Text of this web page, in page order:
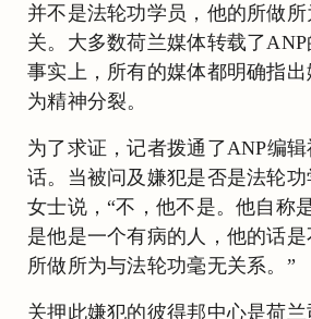
并不是法轮功学员，他的所做
关。大多数荷兰媒体转载了ANP
事实上，所有的媒体都明确指
为精神分裂。
为了求证，记者拨通了ANP编
话。当被问及嫌犯是否是法轮
女士说，“不，他不是。他自称
是他是一个有病的人，他的话
所做所为与法轮功毫无关系。”
关押此嫌犯的彼得邦中心是荷